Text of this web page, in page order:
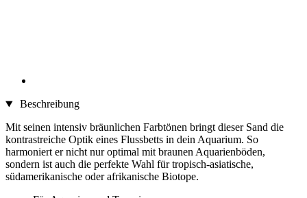
Beschreibung
Mit seinen intensiv bräunlichen Farbtönen bringt dieser Sand die
kontrastreiche Optik eines Flussbetts in dein Aquarium. So
harmoniert er nicht nur optimal mit braunen Aquarienböden,
sondern ist auch die perfekte Wahl für tropisch-asiatische,
südamerikanische oder afrikanische Biotope.